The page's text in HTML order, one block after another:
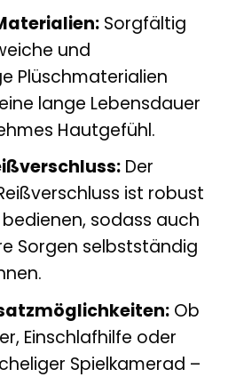
Sorgfältig
und
Plüschmaterialien
lange Lebensdauer
Hautgefühl.
Der
ist robust
sodass auch
Sorgen selbstständig
Ob
Einschlafhilfe oder
Spielkamerad –